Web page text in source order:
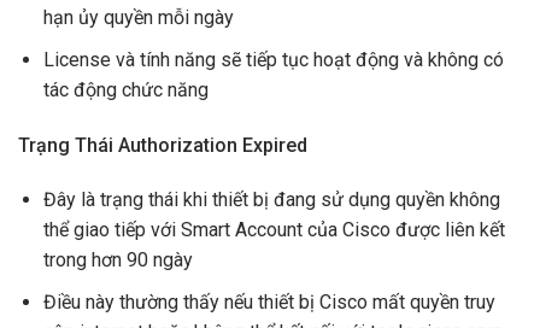
hạn ủy quyền mỗi ngày
License và tính năng sẽ tiếp tục hoạt động và không có
tác động chức năng
Trạng Thái Authorization Expired
Đây là trạng thái khi thiết bị đang sử dụng quyền không
thể giao tiếp với Smart Account của Cisco được liên kết
trong hơn 90 ngày
Điều này thường thấy nếu thiết bị Cisco mất quyền truy